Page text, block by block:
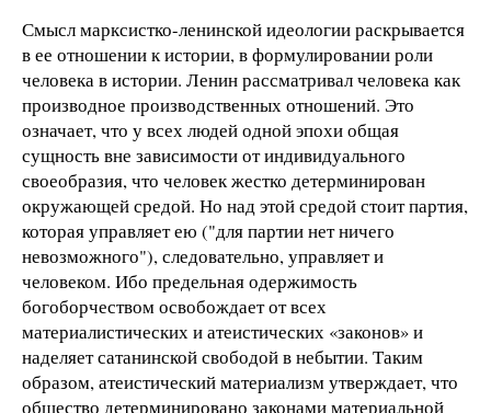
Смысл марксистко-ленинской идеологии раскрывается
в ее отношении к истории, в формулировании роли
человека в истории. Ленин рассматривал человека как
производное производственных отношений. Это
означает, что у всех людей одной эпохи общая
сущность вне зависимости от индивидуального
своеобразия, что человек жестко детерминирован
окружающей средой. Но над этой средой стоит партия,
которая управляет ею ("для партии нет ничего
невозможного"), следовательно, управляет и
человеком. Ибо предельная одержимость
богоборчеством освобождает от всех
материалистических и атеистических «законов» и
наделяет сатанинской свободой в небытии. Таким
образом, атеистический материализм утверждает, что
общество детерминировано законами материальной